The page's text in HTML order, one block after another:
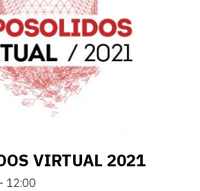
VIRTUAL 2021
12:00